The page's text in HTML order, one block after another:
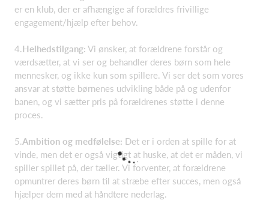
er en klub, der er afhængige af forældres frivillige
engagement/hjælp efter behov.
4.Helhedstilgang: Vi ønsker, at forældrene forstår og
værdsætter, at vi ser og behandler deres børn som hele
mennesker, og ikke kun som spillere. Vi ser det som vores
ansvar at støtte børnenes udvikling både på og udenfor
banen, og vi sætter pris på forældrenes støtte i denne
proces.
5.Ambition og medfølelse: Det er i orden at spille for at
vinde, men det er også vigtigt at huske, at det er måden, vi
spiller spillet på, der tæller. Vi forventer, at forældrene
opmuntrer deres børn til at stræbe efter succes, men også
hjælper dem med at håndtere nederlag.